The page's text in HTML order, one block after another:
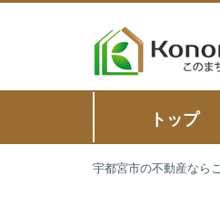
トップ
宇都宮市の不動産なら